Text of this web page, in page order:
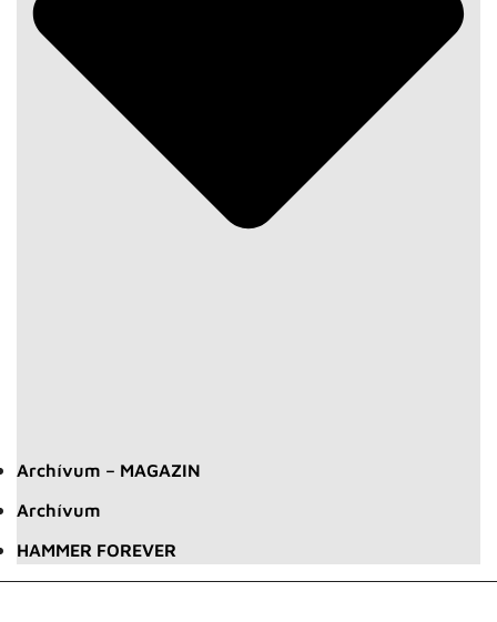
Archívum – MAGAZIN
Archívum
HAMMER FOREVER